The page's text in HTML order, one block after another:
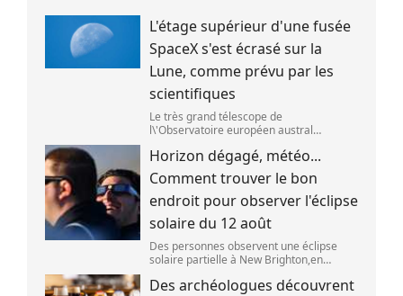
L'étage supérieur d'une fusée
SpaceX s'est écrasé sur la
Lune, comme prévu par les
scientifiques
Le très grand télescope de
l\'Observatoire européen austral
que l\'étage supérieur d\'une fusée de
SpaceX s\'est bien écrasé sur la Lune,le 5
aoû
Horizon dégagé, météo...
Comment trouver le bon
endroit pour observer l'éclipse
solaire du 12 août
Des personnes observent une éclipse
solaire partielle à New Brighton,en
(SANKA VIDANAGAMA )
Des archéologues découvrent